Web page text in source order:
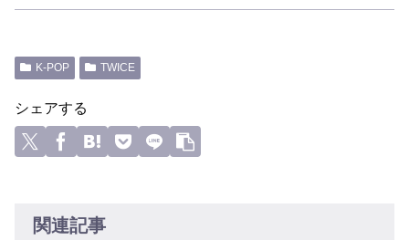
K-POP TWICE
シェアする
関連記事